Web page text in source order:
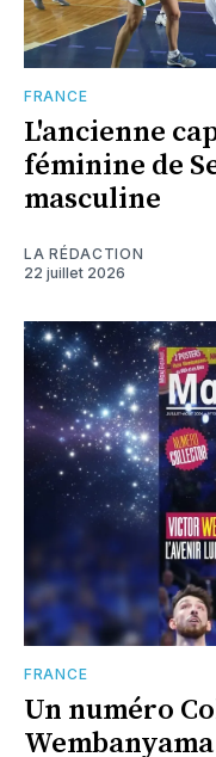
FRANCE
L'ancienne
féminine de
masculine
LA RÉDACTION
22 juillet 2026
FRANCE
Un numéro
Wembanyama